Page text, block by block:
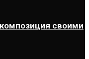
своими